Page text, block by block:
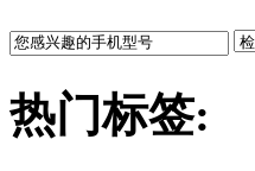
热门标签: